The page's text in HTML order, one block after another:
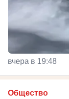
вчера в 19:48
Общество